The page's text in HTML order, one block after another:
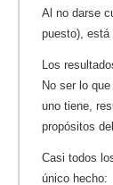
Al no darse
puesto), está
Los
No ser lo
uno tiene,
propósitos
Casi todos
único hecho: